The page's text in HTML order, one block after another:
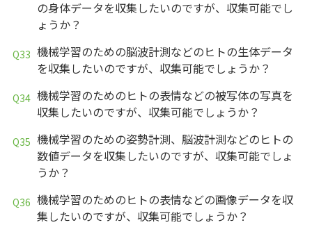
の身体データを収集したいのですが、収集可能でし
ょうか？
機械学習のための脳波計測などのヒトの生体データ
を収集したいのですが、収集可能でしょうか？
機械学習のためのヒトの表情などの被写体の写真を
収集したいのですが、収集可能でしょうか？
機械学習のための姿勢計測、脳波計測などのヒトの
数値データを収集したいのですが、収集可能でしょ
うか？
機械学習のためのヒトの表情などの画像データを収
集したいのですが、収集可能でしょうか？